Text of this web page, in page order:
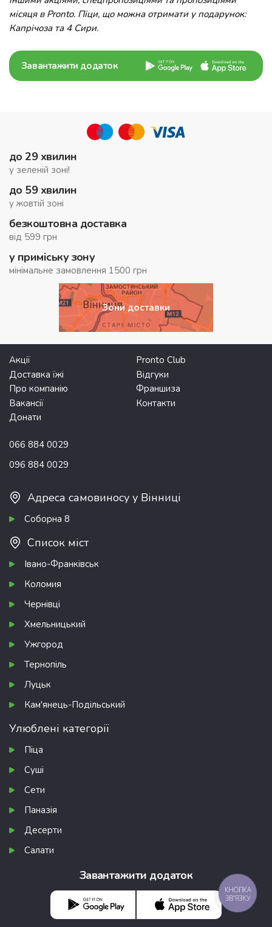
місяця в Pronto. Піци, що можна отримати у подарунок:
Капрічоза та 4 Сири.
Завантажити додаток
до 29 хвилин
у зеленій зоні!
до 59 хвилин
у жовтій зоні
безкоштовна доставка
від 599 грн
у приміську зону
мінімальне замовлення 1500 грн
Зони доставки
Акції
Pronto Club
Доставка їжі
Відгуки
Про компанію
Франшиза
Вакансії
Контакти
Донати
066 884 0029
096 884 0029
Адреса самовиносу у Вінниці
Соборна 8
Список міст
Івано-Франківськ
Коломия
Чернівці
Хмельницький
Ужгород
Тернопіль
Луцьк
Кам'янець-Подільський
Улюблені категорії
Піца
Суші
Сети
Паназія
Десерти
Салати
Завантажити додаток
КНОПКА
ЗВ'ЯЗКУ